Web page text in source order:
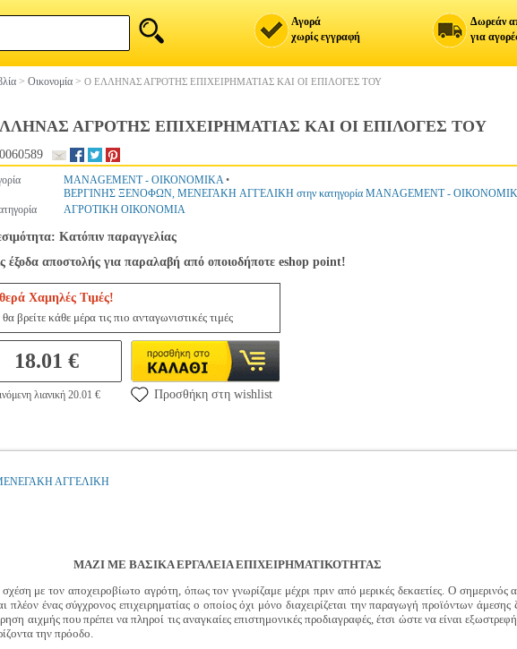
Αγορά
χωρίς εγγραφή
Δωρεάν
για
> Οικονομία > Ο ΕΛΛΗΝΑΣ ΑΓΡΟΤΗΣ ΕΠΙΧΕΙΡΗΜΑΤΙΑΣ ΚΑΙ ΟΙ ΕΠΙΛΟΓΕΣ ΤΟΥ
ΑΓΡΟΤΗΣ ΕΠΙΧΕΙΡΗΜΑΤΙΑΣ ΚΑΙ ΟΙ ΕΠΙΛΟΓΕΣ ΤΟΥ
MANAGEMENT - ΟΙΚΟΝΟΜΙΚΑ•
ΒΕΡΓΙΝΗΣ ΞΕΝΟΦΩΝ, ΜΕΝΕΓΑΚΗ ΑΓΓΕΛΙΚΗ στην κατηγορία MANAGEMENT -
ΑΓΡΟΤΙΚΗ ΟΙΚΟΝΟΜΙΑ
Κατόπιν παραγγελίας
έξοδα αποστολής για παραλαβή από οποιοδήποτε eshop point!
Χαμηλές Τιμές!
βρείτε κάθε μέρα τις πιο ανταγωνιστικές τιμές
18.01 €
λιανική 20.01 € Προσθήκη στη wishlist
ΑΓΓΕΛΙΚΗ
ΜΑΖΙ ΜΕ ΒΑΣΙΚΑ ΕΡΓΑΛΕΙΑ ΕΠΙΧΕΙΡΗΜΑΤΙΚΟΤΗΤΑΣ
με τον αποχειροβίωτο αγρότη, όπως τον γνωρίζαμε μέχρι πριν από μερικές δεκαετίες. Ο σημερινός
πλέον ένας σύγχρονος επιχειρηματίας ο οποίος όχι μόνο διαχειρίζεται την παραγωγή προϊόντων
αιχμής που πρέπει να πληροί τις αναγκαίες επιστημονικές προδιαγραφές, έτσι ώστε να είναι
την πρόοδο.